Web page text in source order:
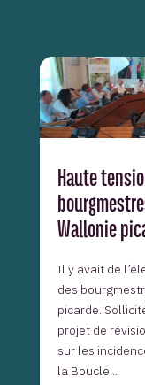
Haute
Wallonie
Il y avait de
des
picarde.
projet de
sur les
la Boucle...